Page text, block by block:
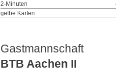
2-Minuten
gelbe Karten
Gastmannschaft
BTB Aachen II